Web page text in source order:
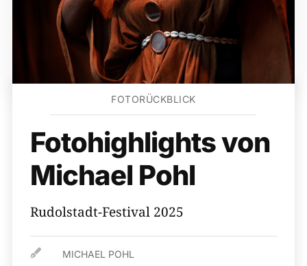
FOTORÜCKBLICK
Fotohighlights von
Michael Pohl
Rudolstadt-Festival 2025
 MICHAEL POHL